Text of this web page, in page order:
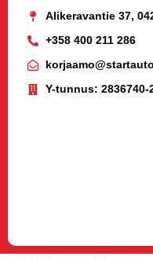
Alikeravantie 37,
+358 400 211 286
Y-tunnus: 2836740-